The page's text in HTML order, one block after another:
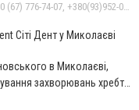
Сіті Дент у Миколаєві
в Миколаєві,
захворювань хребта